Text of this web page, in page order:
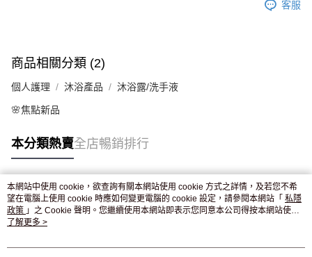
客服
商品相關分類 (2)
個人護理 沐浴產品 沐浴露/洗手液
🌸焦點新品
本分類熱賣全店暢銷排行
熱門標籤
熱銷排行
本網站中使用 cookie，欲查詢有關本網站使用 cookie 方式之詳情，及若您不希
望在電腦上使用 cookie 時應如何變更電腦的 cookie 設定，請參閱本網站「 私隱
政策 」之 Cookie 聲明。您繼續使用本網站即表示您同意本公司得按本網站使用
條款之 Cookie 聲明使用 cookie。
了解更多 >